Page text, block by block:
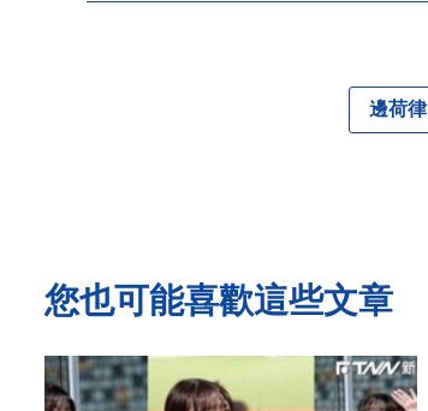
邊荷律
您也可能喜歡這些文章